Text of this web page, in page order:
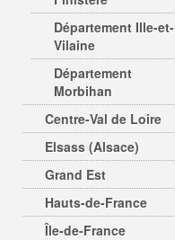
Département Ille-et-
Vilaine
Département
Morbihan
Centre-Val de Loire
Elsass (Alsace)
Grand Est
Hauts-de-France
Île-de-France